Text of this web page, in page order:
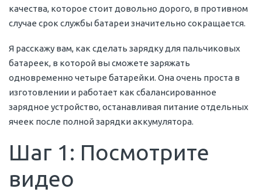
качества, которое стоит довольно дорого, в противном
случае срок службы батареи значительно сокращается.
Я расскажу вам, как сделать зарядку для пальчиковых
батареек, в которой вы сможете заряжать
одновременно четыре батарейки. Она очень проста в
изготовлении и работает как сбалансированное
зарядное устройство, останавливая питание отдельных
ячеек после полной зарядки аккумулятора.
Шаг 1: Посмотрите
видео